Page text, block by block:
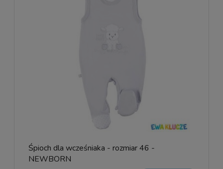
Śpioch dla wcześniaka - rozmiar 46 -
NEWBORN